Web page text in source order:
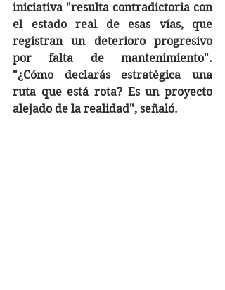
iniciativa "resulta contradictoria con
el estado real de esas vías, que
registran un deterioro progresivo
por falta de mantenimiento".
"¿Cómo declarás estratégica una
ruta que está rota? Es un proyecto
alejado de la realidad", señaló.